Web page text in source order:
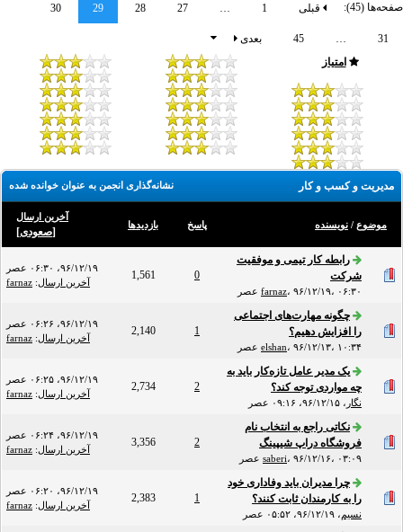
صفحه‌ها (45): قبلی 1
…
27
28
29
30
31
…
45
بعدی
امتیاز
نشانه‌گذاری انجمن به عنوان خوانده شده مدیریت و کسب و کار
موضوع / نویسنده پاسخ بازدید‌ها
آخرین ارسال
[صعودی]
رابطه کار تیمی و موفقیت
شرکت
farnaz، ۹۶/۱۲/۱۹، ۰۶:۳۰ عصر
0
1,561
۹۶/۱۲/۱۹، ۰۶:۳۰ عصر
آخرین ارسال:
farnaz
چگونه مهارت‌های اجتماعی
را افزایش دهیم؟
elshan، ۹۶/۱۲/۱۳، ۱۰:۳۴ عصر
1
2,140
۹۶/۱۲/۱۹، ۰۶:۲۶ عصر
آخرین ارسال:
farnaz
یک مدیر عامل تازه‌کار باید به
چه مواردی توجه کند؟
نگار ، ۹۶/۱۲/۱۵، ۰۹:۱۶ عصر
2
2,734
۹۶/۱۲/۱۹، ۰۶:۲۵ عصر
آخرین ارسال:
farnaz
نکاتی راجع به انتخاب نام
فروشگاه دراپ شیپینگ
saberi، ۹۶/۱۲/۱۶، ۰۳:۰۹ عصر
2
3,356
۹۶/۱۲/۱۹، ۰۶:۲۴ عصر
آخرین ارسال:
farnaz
چرا مدیران باید وفاداری خود
را به کارمندان ثابت کنند؟
نسیم، ۹۶/۱۲/۱۹، ۰۵:۵۲ عصر
1
2,383
۹۶/۱۲/۱۹، ۰۶:۲۰ عصر
آخرین ارسال:
farnaz